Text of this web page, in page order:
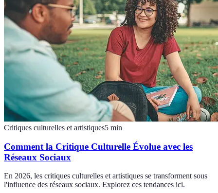
Critiques culturelles et artistiques5 min
Comment la Critique Culturelle Évolue avec les
Réseaux Sociaux
En 2026, les critiques culturelles et artistiques se transforment sous
l'influence des réseaux sociaux. Explorez ces tendances ici.